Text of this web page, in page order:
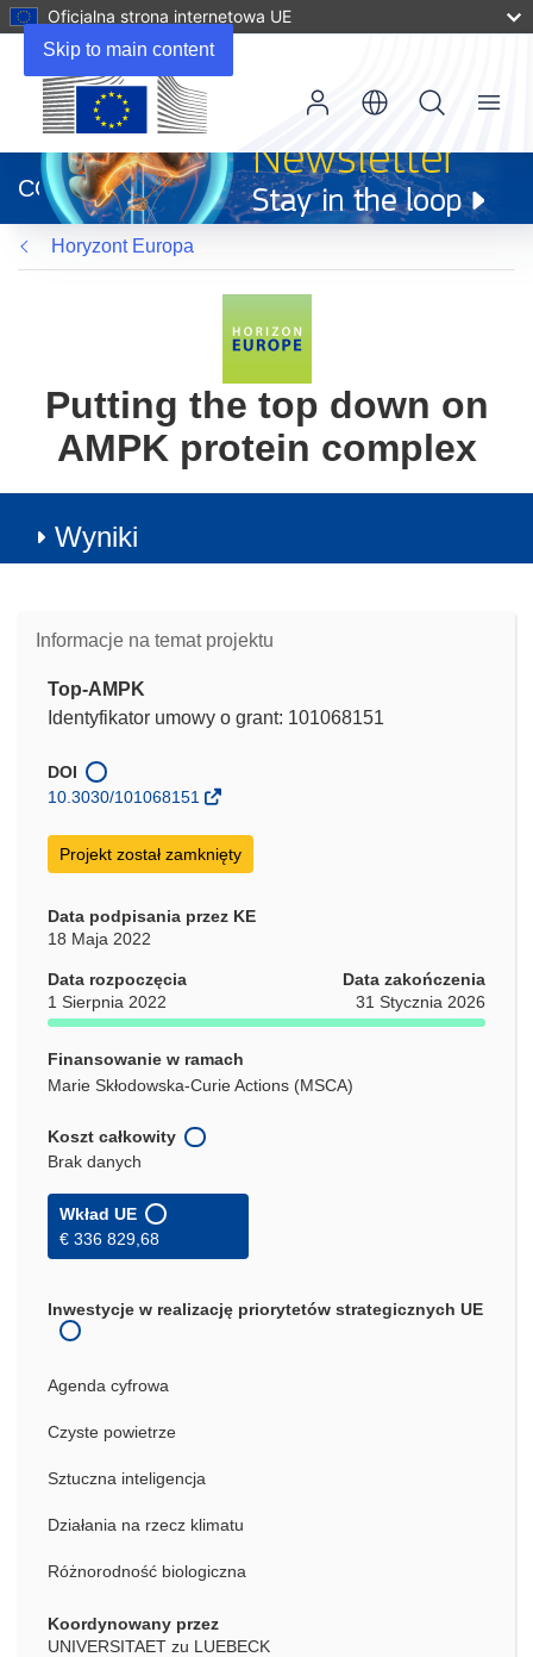
Skip to main content
Oficjalna strona internetowa UE
otworzy
się
w
nowym
oknie)
CORDIS
Menu
Horyzont Europa
Putting the top down on
AMPK protein complex
Wyniki
Informacje na temat projektu
Top-AMPK
Identyfikator umowy o grant: 101068151
DOI
10.3030/101068151
Projekt został zamknięty
Data podpisania przez KE
18 Maja 2022
Data rozpoczęcia
1 Sierpnia 2022
Data zakończenia
31 Stycznia 2026
Finansowanie w ramach
Marie Skłodowska-Curie Actions (MSCA)
Koszt całkowity
Brak danych
Wkład UE
€ 336 829,68
Inwestycje w realizację priorytetów strategicznych UE
Agenda cyfrowa
Czyste powietrze
Sztuczna inteligencja
Działania na rzecz klimatu
Różnorodność biologiczna
Koordynowany przez
UNIVERSITAET zu LUEBECK